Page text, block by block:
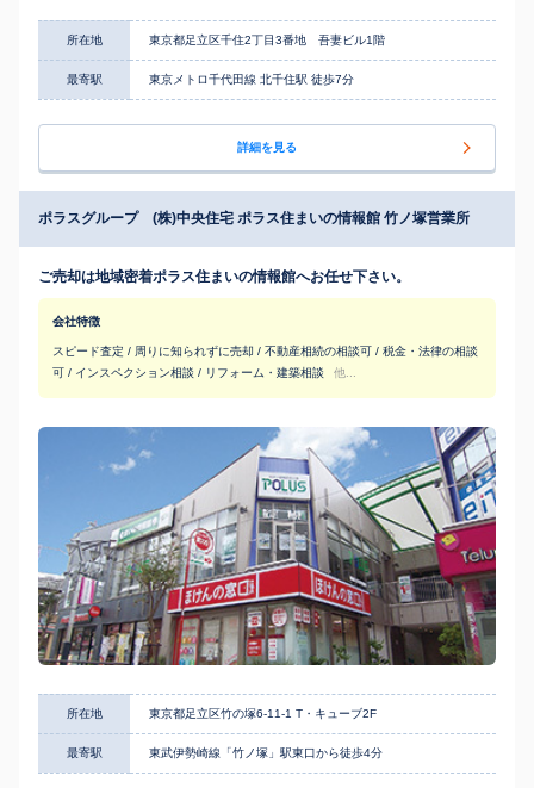
所在地 東京都足立区千住2丁目3番地 吾妻ビル1階
最寄駅 東京メトロ千代田線 北千住駅 徒歩7分
詳細を見る
ポラスグループ (株)中央住宅 ポラス住まいの情報館 竹ノ塚営業所
ご売却は地域密着ポラス住まいの情報館へお任せ下さい。
会社特徴
スピード査定 / 周りに知られずに売却 / 不動産相続の相談可 / 税金・法律の相談
可 / インスペクション相談 / リフォーム・建築相談
他...
所在地 東京都足立区竹の塚6-11-1 T・キューブ2F
最寄駅 東武伊勢崎線「竹ノ塚」駅東口から徒歩4分